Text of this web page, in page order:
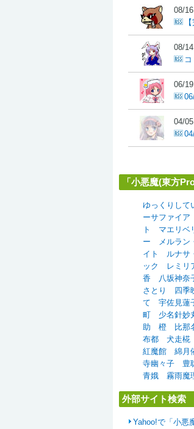
08/16
08/14
06/19
04/05
「小悪魔(東方
ゆっくりして
ーサファイア
ト
マエリベ
ー
メルラン
イト
ルナサ
ック
レミリ
香
八坂神奈
さとり
四季
て
宇佐見蓮
町
少名針妙
助
橙 比那
布都
犬走椛
紅魔館
綿月
寺幽々子
豊
青娥
霧雨魔
外部サイト検索
Yahoo!で「小悪